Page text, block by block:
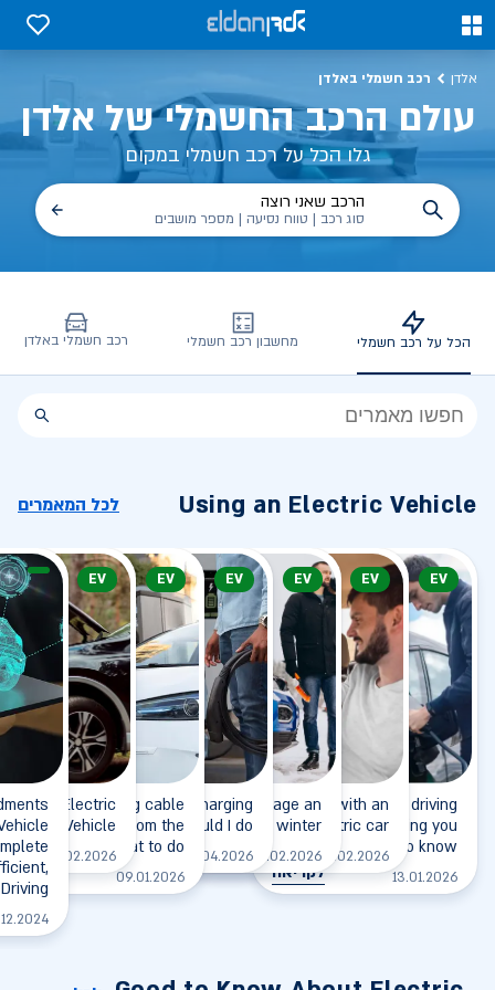
0
0
אלדן רכב חשמלי באלדן
עולם הרכב החשמלי של אלדן
גלו הכל על רכב חשמלי במקום
הרכב שאני רוצה
סוג רכב | טווח נסיעה | מספר מושבים
הכל על רכב חשמלי מחשבון רכב חשמלי רכב חשמלי באלדן
Using an Electric Vehicle לכל המאמרים
EV
Electric vehicle driving
range - everything you
need to know
13.01.2026 לקריאה
EV
Going on a trip with an
electric car
10.02.2026 לקריאה
EV
How to manage an
electric car in winter?
09.02.2026 לקריאה
EV
I arrived at the charging
station, what should I do?
03.04.2026 לקריאה
EV
The charging cable
doesn't release from the
vehicle - what to do?
09.01.2026 לקריאה
EV
an Electric
Vehicle
17.02.2026